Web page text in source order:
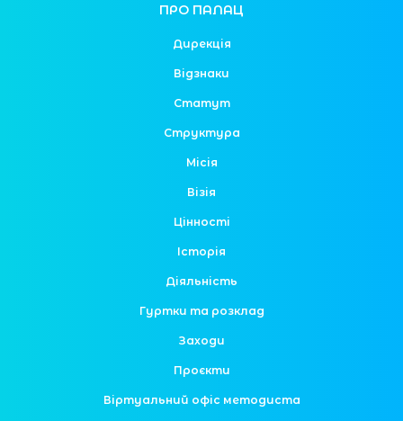
ПРО ПАЛАЦ
Дирекція
Відзнаки
Статут
Структура
Місія
Візія
Цінності
Історія
Діяльність
Гуртки та розклад
Заходи
Проєкти
Віртуальний офіс методиста